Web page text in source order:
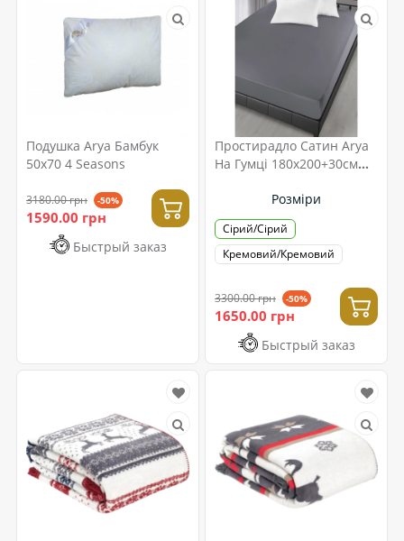
Подушка Arya Бамбук
50x70 4 Seasons
3180.00 грн -50%
1590.00 грн
Быстрый заказ
Простирадло Сатин Arya
На Гумці 180x200+30см
Розміри
Сірий/Сірий
Кремовий/Кремовий
3300.00 грн -50%
1650.00 грн
Быстрый заказ